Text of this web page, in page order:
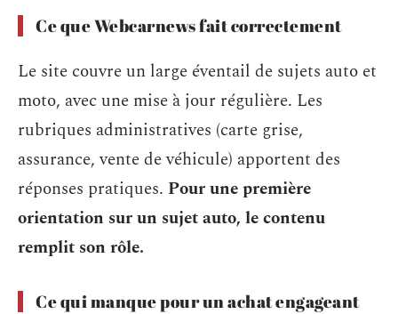
Ce que Webcarnews fait correctement
Le site couvre un large éventail de sujets auto et
moto, avec une mise à jour régulière. Les
rubriques administratives (carte grise,
assurance, vente de véhicule) apportent des
réponses pratiques. Pour une première
orientation sur un sujet auto, le contenu
remplit son rôle.
Ce qui manque pour un achat engageant